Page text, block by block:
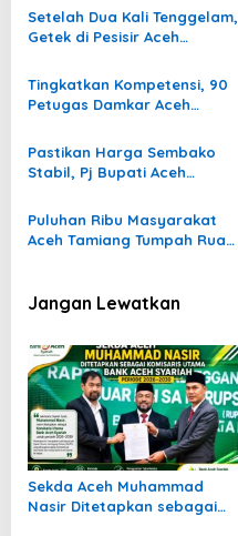
Setelah Dua Kali Tenggelam,
Getek di Pesisir Aceh
Beroperasi
Tingkatkan Kompetensi, 90
Petugas Damkar Aceh
Kualifikasi
Pastikan Harga Sembako
Stabil, Pj Bupati Aceh
Puluhan Ribu Masyarakat
Aceh Tamiang Tumpah Ruah
Jangan Lewatkan
Sekda Aceh Muhammad
Nasir Ditetapkan sebagai